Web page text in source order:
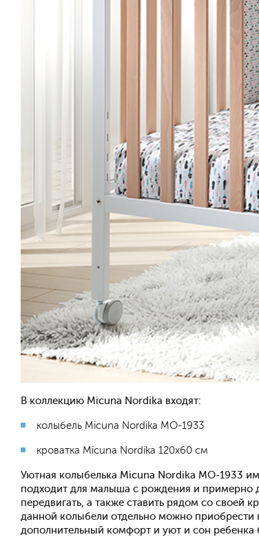
В коллекцию Micuna Nordika входят:
колыбель Micuna Nordika MO-1933
кроватка Micuna Nordika 120x60 см
Уютная колыбелька Micuna Nordika MO-1933
подходит для малыша с рождения и примерно
передвигать, а также ставить рядом со своей
данной колыбели отдельно можно приобрести
дополнительный комфорт и уют и сон